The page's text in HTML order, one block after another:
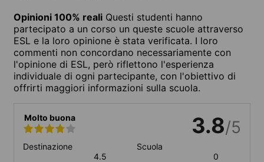
Opinioni 100% reali Questi studenti hanno
partecipato a un corso un queste scuole attraverso
ESL e la loro opinione è stata verificata. I loro
commenti non concordano necessariamente con
l'opinione di ESL, però riflettono l'esperienza
individuale di ogni partecipante, con l'obiettivo di
offrirti maggiori informazioni sulla scuola.
Molto buona 3.8/5
Destinazione
4.5
Scuola
0